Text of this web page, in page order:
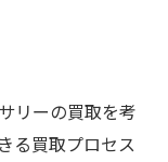
リーの買取を考
る買取プロセス